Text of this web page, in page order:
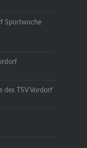
Sportwoche
des TSV Vordorf